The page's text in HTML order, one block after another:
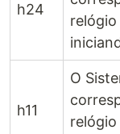
h24
h11
O